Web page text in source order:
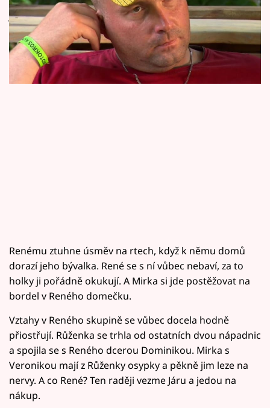
Sledujte prima+
Filmový festival Karlovy Vary
její přítomnosti jasno. Podívejte se na
exkluzivní video Hledá se táta a máma.
Renému ztuhne úsměv na rtech, když k němu domů
dorazí jeho bývalka. René se s ní vůbec nebaví, za to
holky ji pořádně okukují. A Mirka si jde postěžovat na
bordel v Reného domečku.
Vztahy v Reného skupině se vůbec docela hodně
přiostřují. Růženka se trhla od ostatních dvou nápadnic
a spojila se s Reného dcerou Dominikou. Mirka s
Veronikou mají z Růženky osypky a pěkně jim leze na
nervy. A co René? Ten raději vezme Járu a jedou na
nákup.